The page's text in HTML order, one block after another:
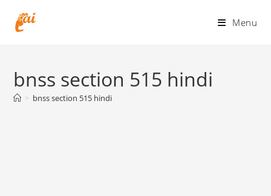
Menu
bnss section 515 hindi
> bnss section 515 hindi